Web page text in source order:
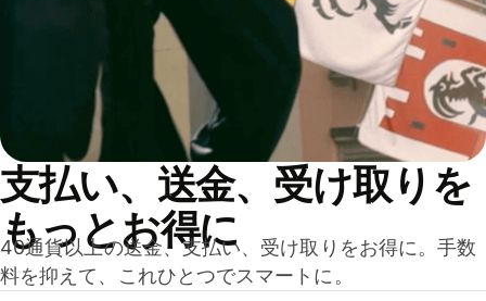
支払い、送金、受け取りを
もっとお得に
40通貨以上の送金、支払い、受け取りをお得に。手数
料を抑えて、これひとつでスマートに。